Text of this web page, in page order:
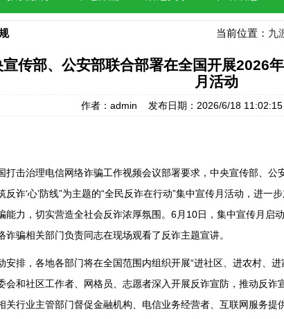
当前位置： 九
宣传部、公安部联合部署在全国开展2026
月活动
作者：admin 发布日期：2026/6/18
打击治理电信网络诈骗工作视频会议部署要求，中央宣传部、公
反诈‘心’防线”为主题的“全民反诈在行动”集中宣传月活动，进一
能力，切实营造全社会反诈浓厚氛围。6月10日，集中宣传月启
诈骗相关部门负责同志在现场观看了反诈主题宣讲。
安排，各地各部门将在全国范围内组织开展“进社区、进农村、
会和社区工作者、网格员、志愿者深入开展反诈宣防，推动反诈
关行业主管部门督促金融机构、电信业务经营者、互联网服务提